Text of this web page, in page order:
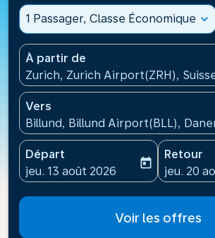
1 Passager, Classe Économique expand_more
À partir de
Zurich, Zurich Airport(ZRH),
Vers
Billund, Billund Airport(BLL),
Départ
fc-booking-departure-date-aria-
jeu. 13 août 2026
today
Retour
fc-
jeu. 20
Voir les offres